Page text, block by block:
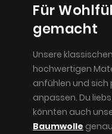
Für
gemacht
Unsere
hochwertigen
anfühlen und sich
anpassen. Du
könnten auch
Baumwolle